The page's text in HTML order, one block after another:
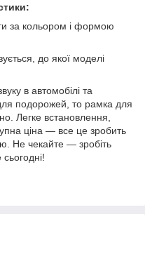
за кольором і формою
до якої моделі
в автомобілі та
подорожей, то рамка для
Легке встановлення,
ціна — все це зробить
Не чекайте — зробіть